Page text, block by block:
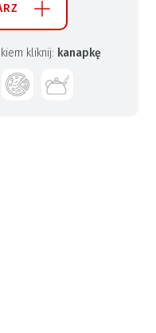
kliknij: kanapkę